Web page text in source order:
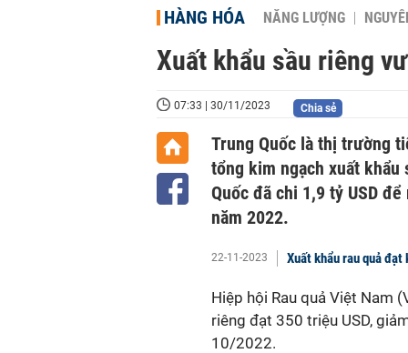
HÀNG HÓA NĂNG LƯỢNG
Xuất khẩu sầu riêng
07:33 | 30/11/2023 Chia sẻ
Trung Quốc là thị trường
tổng kim ngạch xuất khẩu
Quốc đã chi 1,9 tỷ USD
năm 2022.
22-11-2023 Xuất khẩu rau quả
Hiệp hội Rau quả Việt Nam
riêng đạt 350 triệu USD,
10/2022.